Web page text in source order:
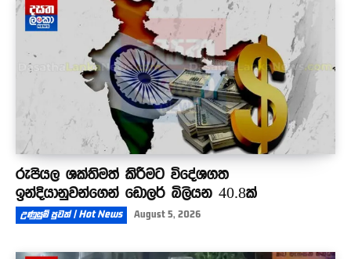
රුපියල ශක්තිමත් කිරීමට විදේශගත
ඉන්දියානුවන්ගෙන් ඩොලර් බිලියන 40.8ක්
උණුසුම් පුවත් | Hot News August 5, 2026